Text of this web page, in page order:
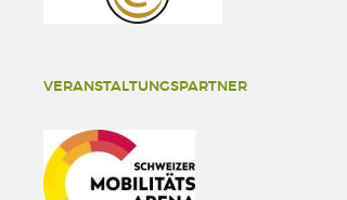
VERANSTALTUNGSPARTNER